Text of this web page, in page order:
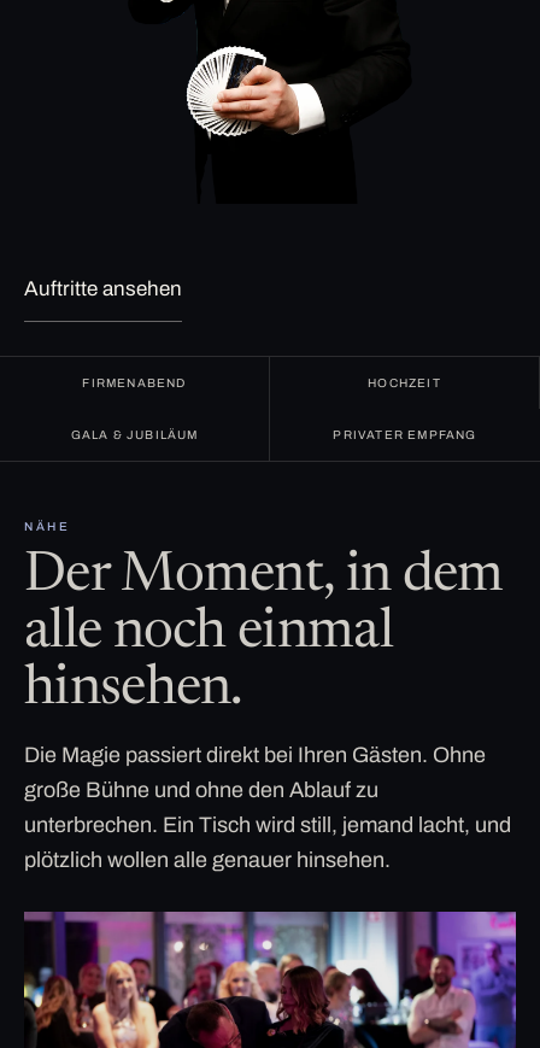
Auftritte ansehen
FIRMENABEND HOCHZEIT
GALA & JUBILÄUM PRIVATER EMPFANG
NÄHE
Der Moment, in dem
alle noch einmal
hinsehen.
Die Magie passiert direkt bei Ihren Gästen. Ohne
große Bühne und ohne den Ablauf zu
unterbrechen. Ein Tisch wird still, jemand lacht, und
plötzlich wollen alle genauer hinsehen.